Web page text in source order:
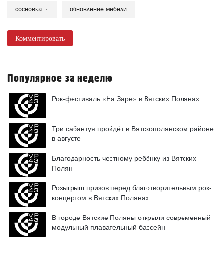
Популярное за неделю
Три сабантуя пройдёт в Вятскополянском районе
Розыгрыш призов перед благотворительным рок-
В городе Вятские Поляны открыли современный
Мобильное приложения